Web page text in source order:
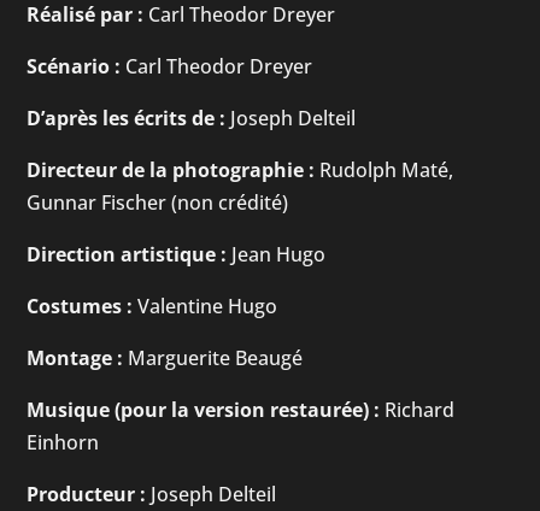
Réalisé par : Carl Theodor Dreyer
Scénario : Carl Theodor Dreyer
D’après les écrits de : Joseph Delteil
Directeur de la photographie : Rudolph Maté,
Gunnar Fischer (non crédité)
Direction artistique : Jean Hugo
Costumes : Valentine Hugo
Montage : Marguerite Beaugé
Musique (pour la version restaurée) : Richard
Einhorn
Producteur : Joseph Delteil